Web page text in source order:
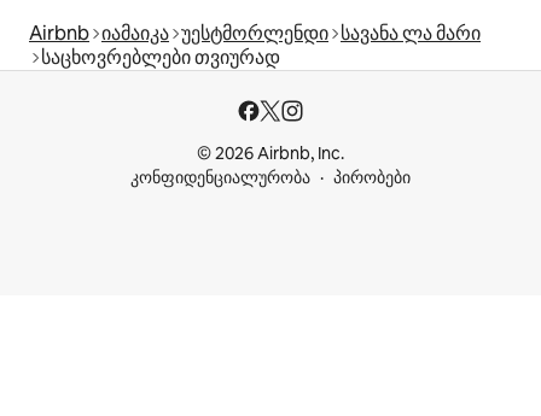
Airbnb იამაიკა უესტმორლენდი სავანა ლა მარი
საცხოვრებლები თვიურად
© 2026 Airbnb, Inc.
კონფიდენციალურობა
პირობები